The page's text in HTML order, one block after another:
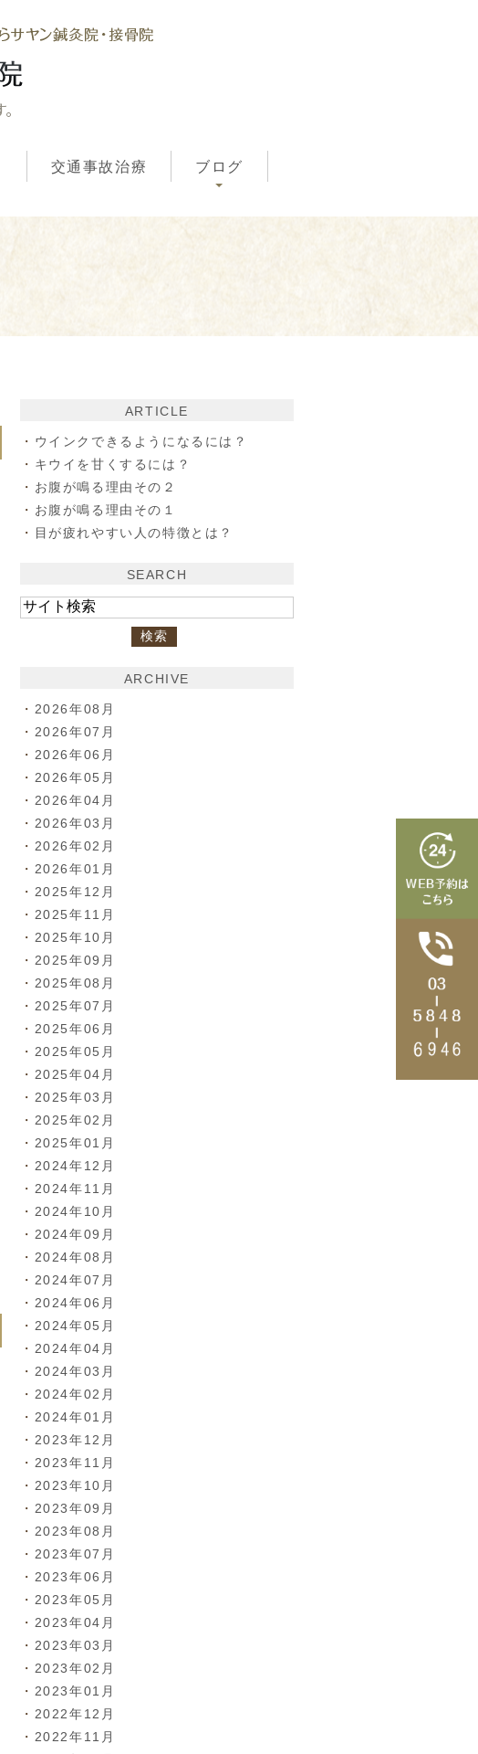
交通事故治療 ブログ
ARTICLE
ウインクできるようになるには？
キウイを甘くするには？
お腹が鳴る理由その２
お腹が鳴る理由その１
目が疲れやすい人の特徴とは？
SEARCH
ARCHIVE
2026年08月
2026年07月
2026年06月
2026年05月
2026年04月
2026年03月
2026年02月
2026年01月
2025年12月
2025年11月
2025年10月
2025年09月
2025年08月
2025年07月
2025年06月
2025年05月
2025年04月
2025年03月
2025年02月
2025年01月
2024年12月
2024年11月
2024年10月
2024年09月
2024年08月
2024年07月
2024年06月
2024年05月
2024年04月
2024年03月
2024年02月
2024年01月
2023年12月
2023年11月
2023年10月
2023年09月
2023年08月
2023年07月
2023年06月
2023年05月
2023年04月
2023年03月
2023年02月
2023年01月
2022年12月
2022年11月